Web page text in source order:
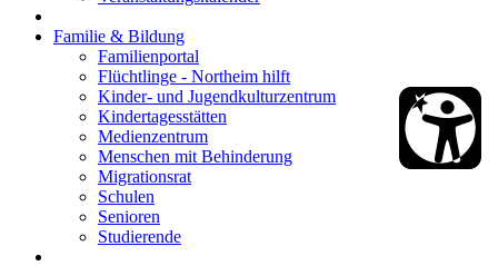
Familie & Bildung
Familienportal
Flüchtlinge - Northeim hilft
Kinder- und Jugendkulturzentrum
Kindertagesstätten
Medienzentrum
Menschen mit Behinderung
Migrationsrat
Schulen
Senioren
Studierende